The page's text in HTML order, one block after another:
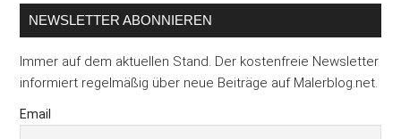
NEWSLETTER ABONNIEREN
Immer auf dem aktuellen Stand. Der kostenfreie Newsletter
informiert regelmäßig über neue Beiträge auf Malerblog.net.
Email